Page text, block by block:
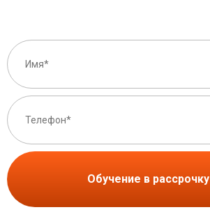
Обучение в рассрочку